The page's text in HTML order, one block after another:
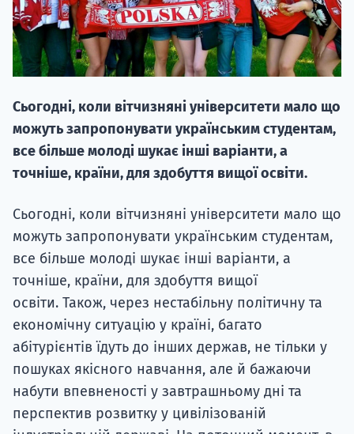
Сьогодні, коли вітчизняні університети мало що
можуть запропонувати українським студентам,
все більше молоді шукає інші варіанти, а
точніше, країни, для здобуття вищої освіти.
Сьогодні, коли вітчизняні університети мало що
можуть запропонувати українським студентам,
все більше молоді шукає інші варіанти, а
точніше, країни, для здобуття вищої
освіти. Також, через нестабільну політичну та
економічну ситуацію у країні, багато
абітурієнтів їдуть до інших держав, не тільки у
пошуках якісного навчання, але й бажаючи
набути впевненості у завтрашньому дні та
перспектив розвитку у цивілізованій
20.09
"Навчання
НАБІР